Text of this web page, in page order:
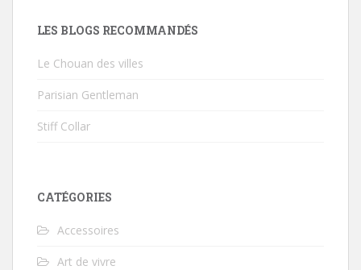
LES BLOGS RECOMMANDÉS
Le Chouan des villes
Parisian Gentleman
Stiff Collar
CATÉGORIES
Accessoires
Art de vivre